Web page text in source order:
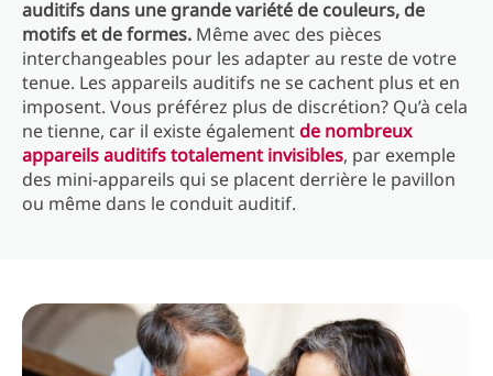
auditifs dans une grande variété de couleurs, de
motifs et de formes. Même avec des pièces
interchangeables pour les adapter au reste de votre
tenue. Les appareils auditifs ne se cachent plus et en
imposent. Vous préférez plus de discrétion? Qu’à cela
ne tienne, car il existe égalementde nombreux
appareils auditifs totalement invisibles, par exemple
des mini-appareils qui se placent derrière le pavillon
ou même dans le conduit auditif.